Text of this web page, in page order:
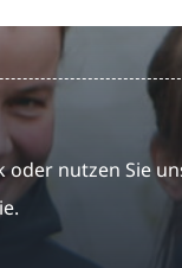
oder nutzen Sie